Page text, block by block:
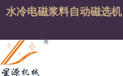
水冷电磁浆料自动磁选机